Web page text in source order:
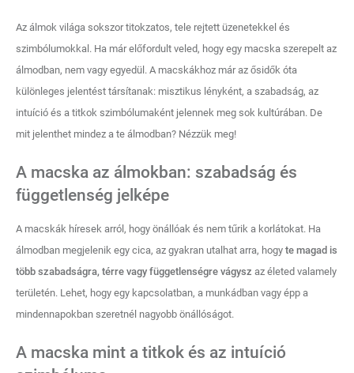
Az álmok világa sokszor titokzatos, tele rejtett üzenetekkel és
szimbólumokkal. Ha már előfordult veled, hogy egy macska szerepelt az
álmodban, nem vagy egyedül. A macskákhoz már az ősidők óta
különleges jelentést társítanak: misztikus lényként, a szabadság, az
intuíció és a titkok szimbólumaként jelennek meg sok kultúrában. De
mit jelenthet mindez a te álmodban? Nézzük meg!
A macska az álmokban: szabadság és
függetlenség jelképe
A macskák híresek arról, hogy önállóak és nem tűrik a korlátokat. Ha
álmodban megjelenik egy cica, az gyakran utalhat arra, hogy te magad is
több szabadságra, térre vagy függetlenségre vágysz az életed valamely
területén. Lehet, hogy egy kapcsolatban, a munkádban vagy épp a
mindennapokban szeretnél nagyobb önállóságot.
A macska mint a titkok és az intuíció